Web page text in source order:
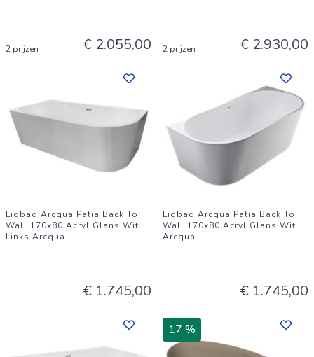
2 prijzen € 2.055,00 2 prijzen € 2.930,00
Ligbad Arcqua Patia Back To
Wall 170x80 Acryl Glans Wit
Links Arcqua
€ 1.745,00
Ligbad Arcqua Patia Back To
Wall 170x80 Acryl Glans Wit
Arcqua
€ 1.745,00
17 %